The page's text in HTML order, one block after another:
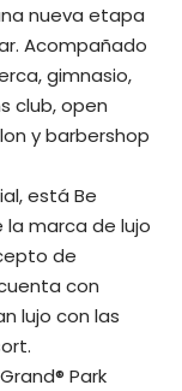
nueva etapa
Acompañado
gimnasio,
club, open
y barbershop
está Be
la marca de lujo
de
con
lujo con las
Park